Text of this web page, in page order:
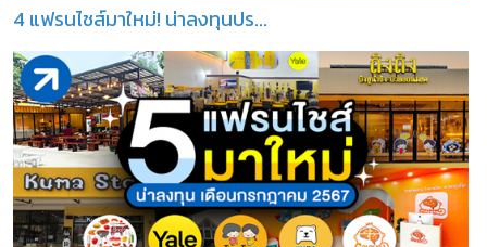
4 แฟรนไชส์มาใหม่! น่าลงทุนปร...